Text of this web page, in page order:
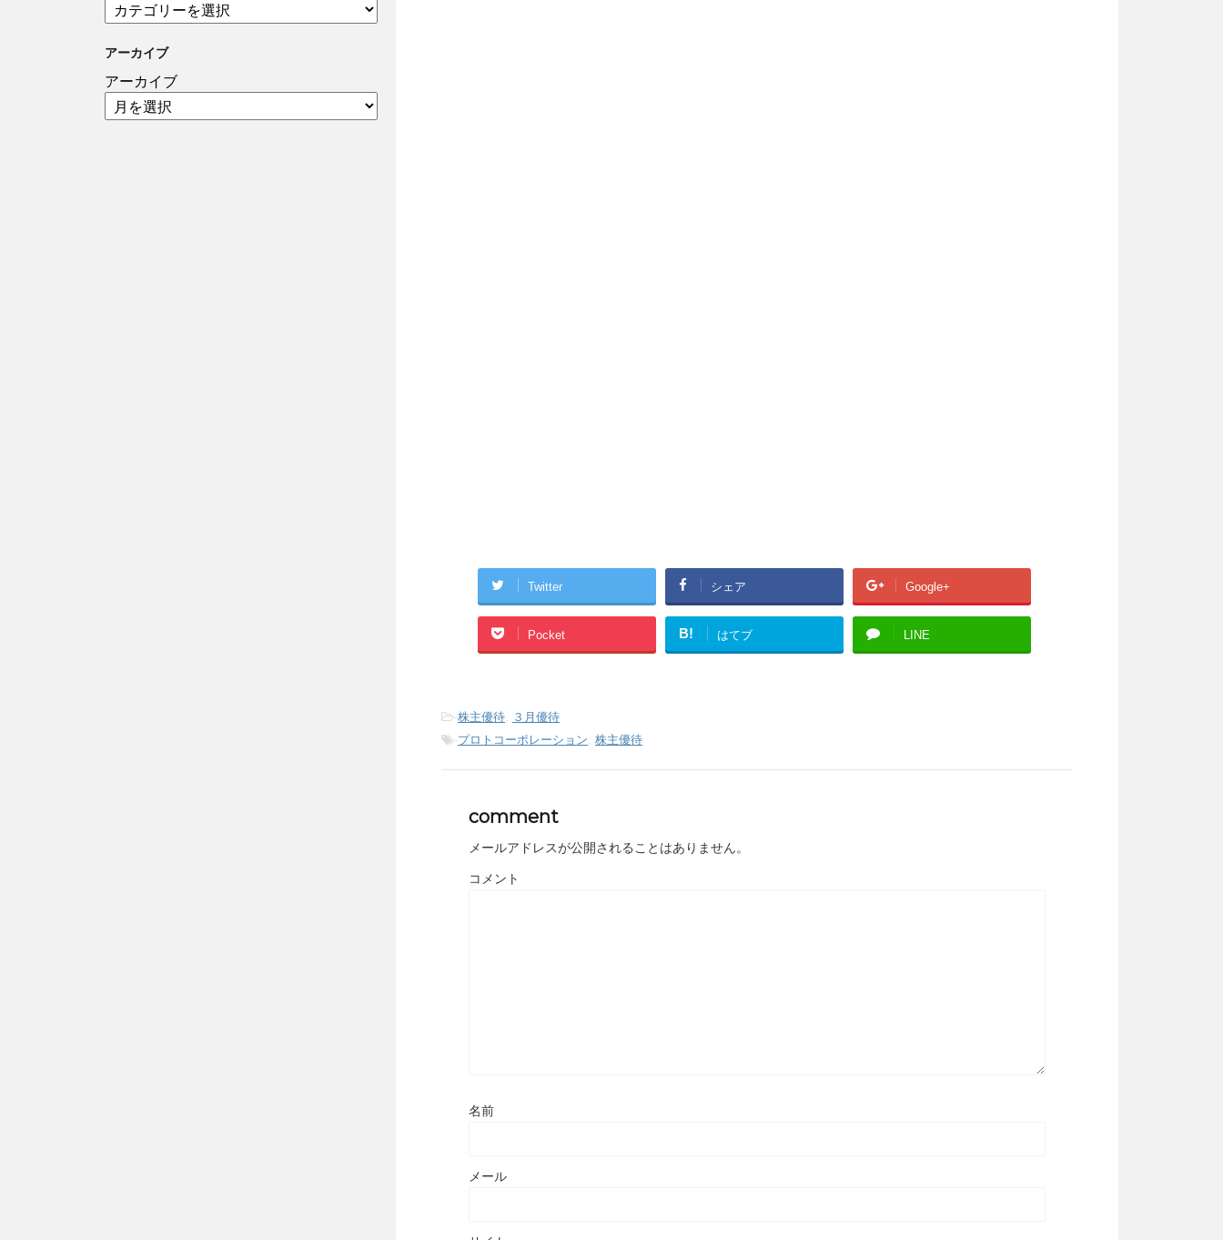
Twitter シェア Google+
Pocket B! はてブ LINE
-株主優待, ３月優待
-プロトコーポレーション, 株主優待
comment
メールアドレスが公開されることはありません。
コメント
名前
メール
アーカイブ
アーカイブ